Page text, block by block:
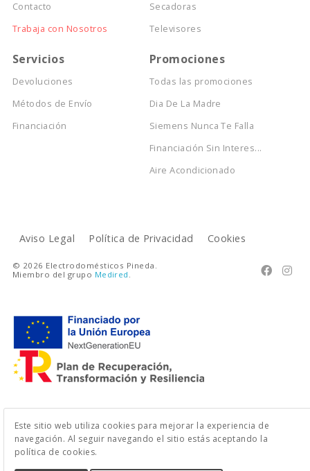
Contacto
Trabaja con Nosotros
Secadoras
Televisores
Servicios
Devoluciones
Métodos de Envío
Financiación
Promociones
Todas las promociones
Dia De La Madre
Siemens Nunca Te Falla
Financiación Sin Interes...
Aire Acondicionado
Aviso Legal Política de Privacidad Cookies
 
© 2026 Electrodomésticos Pineda.
Miembro del grupo Medired
Este sitio web utiliza cookies para mejorar la experiencia de
navegación. Al seguir navegando el sitio estás aceptando la
política de cookies.